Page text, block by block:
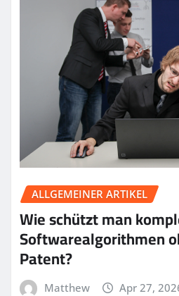
ALLGEMEINER ARTIKEL
Wie schützt man
Softwarealgorithmen
Patent?
Matthew Apr 27,